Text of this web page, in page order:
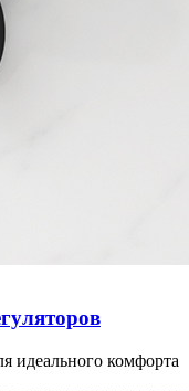
идеального комфорта